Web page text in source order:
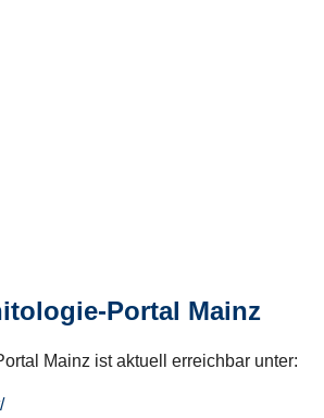
Portal Mainz
Mainz ist aktuell erreichbar unter: